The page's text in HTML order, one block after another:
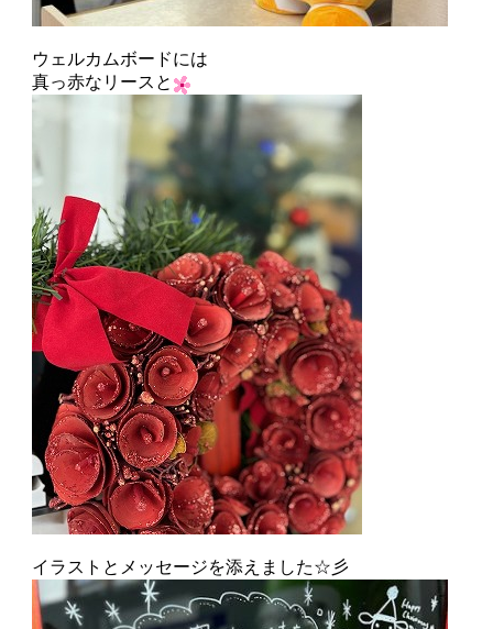
ウェルカムボードには
真っ赤なリースと
イラストとメッセージを添えました☆彡